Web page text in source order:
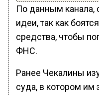
По данным канала,
идеи, так как
средства, чтобы
ФНС.
Ранее Чекалины
суда, в котором им